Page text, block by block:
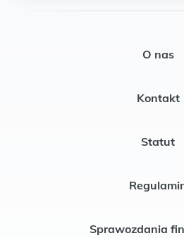
O nas
Kontakt
Statut
Sprawozdania